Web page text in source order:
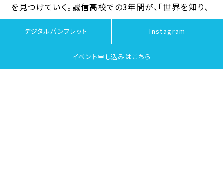
デジタルパンフレット Instagram
イベント申し込みはこちら
を見つけていく。誠信高校での3年間が、「世界を知り、
他者を知り、自分を知る」かけがえのない時間となるよ
う、心を込めてメッセージを届けてくださいました。
この晴れの日を迎えるにあたり、保護者の皆さまのあ